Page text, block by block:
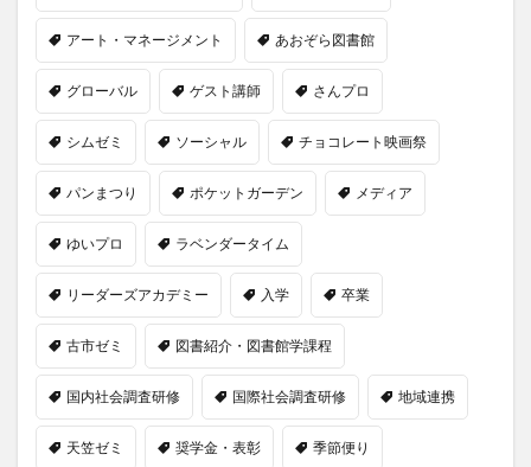
アート・マネージメント あおぞら図書館
グローバル ゲスト講師 さんプロ
シムゼミ ソーシャル チョコレート映画祭
パンまつり ポケットガーデン メディア
ゆいプロ ラベンダータイム
リーダーズアカデミー 入学 卒業
古市ゼミ 図書紹介・図書館学課程
国内社会調査研修 国際社会調査研修 地域連携
天笠ゼミ 奨学金・表彰 季節便り